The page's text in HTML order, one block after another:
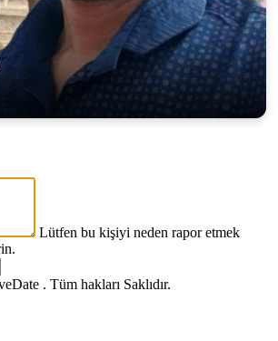
Lütfen bu kişiyi neden rapor etmek
. Tüm hakları Saklıdır.